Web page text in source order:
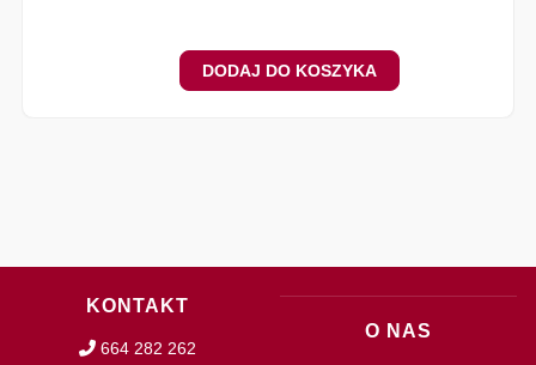
DODAJ DO KOSZYKA
KONTAKT
664 282 262
O NAS